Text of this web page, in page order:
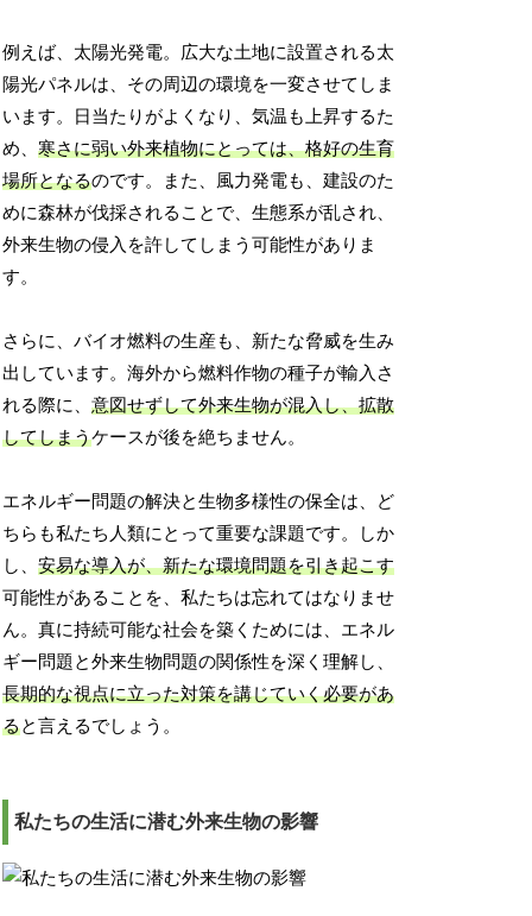
例えば、太陽光発電。広大な土地に設置される太
陽光パネルは、その周辺の環境を一変させてしま
います。日当たりがよくなり、気温も上昇するた
め、寒さに弱い外来植物にとっては、格好の生育
場所となるのです。また、風力発電も、建設のた
めに森林が伐採されることで、生態系が乱され、
外来生物の侵入を許してしまう可能性がありま
す。
さらに、バイオ燃料の生産も、新たな脅威を生み
出しています。海外から燃料作物の種子が輸入さ
れる際に、意図せずして外来生物が混入し、拡散
してしまうケースが後を絶ちません。
エネルギー問題の解決と生物多様性の保全は、ど
ちらも私たち人類にとって重要な課題です。しか
し、安易な導入が、新たな環境問題を引き起こす
可能性があることを、私たちは忘れてはなりませ
ん。真に持続可能な社会を築くためには、エネル
ギー問題と外来生物問題の関係性を深く理解し、
長期的な視点に立った対策を講じていく必要があ
ると言えるでしょう。
私たちの生活に潜む外来生物の影響